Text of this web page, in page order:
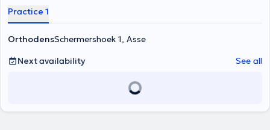
Practice 1
OrthodensSchermershoek 1, Asse
Next availability
See all